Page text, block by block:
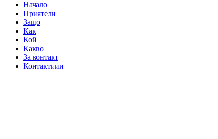
Начало
Приятели
Защо
Как
Кой
Какво
За контакт
Контактиии